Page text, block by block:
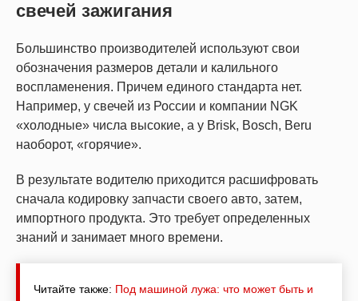
свечей зажигания
Большинство производителей используют свои
обозначения размеров детали и калильного
воспламенения. Причем единого стандарта нет.
Например, у свечей из России и компании NGK
«холодные» числа высокие, а у Brisk, Bosch, Beru
наоборот, «горячие».
В результате водителю приходится расшифровать
сначала кодировку запчасти своего авто, затем,
импортного продукта. Это требует определенных
знаний и занимает много времени.
Читайте также: Под машиной лужа: что может быть и